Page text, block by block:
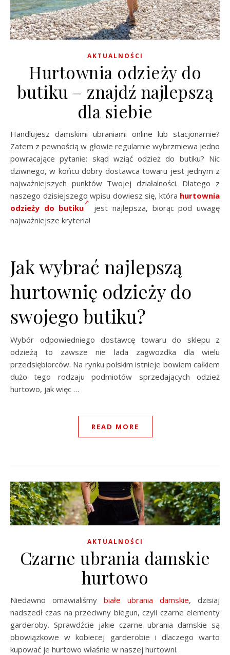
AKTUALNOŚCI
Hurtownia odzieży do
butiku – znajdź najlepszą
dla siebie
Handlujesz damskimi ubraniami online lub stacjonarnie?
Zatem z pewnością w głowie regularnie wybrzmiewa jedno
powracające pytanie: skąd wziąć odzież do butiku? Nic
dziwnego, w końcu dobry dostawca towaru jest jednym z
najważniejszych punktów Twojej działalności. Dlatego z
naszego dzisiejszego wpisu dowiesz się, która hurtownia
odzieży do butiku
jest najlepsza, biorąc pod uwagę
najważniejsze kryteria!
Jak wybrać najlepszą
hurtownię odzieży do
swojego butiku?
Wybór odpowiedniego dostawcę towaru do sklepu z
odzieżą to zawsze nie lada zagwozdka dla wielu
przedsiębiorców. Na rynku polskim istnieje bowiem całkiem
dużo tego rodzaju podmiotów sprzedających odzież
hurtowo, jak więc …
READ MORE
AKTUALNOŚCI
Czarne ubrania damskie
hurtowo
Niedawno omawialiśmy białe ubrania damskie, dzisiaj
nadszedł czas na przeciwny biegun, czyli czarne elementy
garderoby. Sprawdźcie jakie czarne ubrania damskie są
obowiązkowe w kobiecej garderobie i dlaczego warto
kupować je hurtowo właśnie w naszej hurtowni.